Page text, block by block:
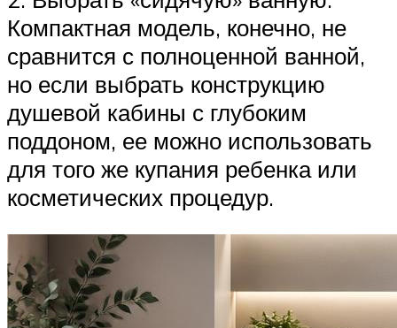
Компактная модель, конечно, не
сравнится с полноценной ванной,
но если выбрать конструкцию
душевой кабины с глубоким
поддоном, ее можно использовать
для того же купания ребенка или
косметических процедур.